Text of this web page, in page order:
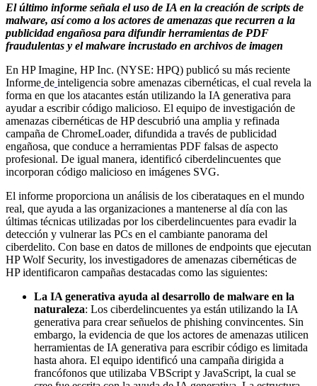
El último informe señala el uso de IA en la creación de scripts de
malware, así como a los actores de amenazas que recurren a la
publicidad engañosa para difundir herramientas de PDF
fraudulentas y el malware incrustado en archivos de imagen
En HP Imagine, HP Inc. (NYSE: HPQ) publicó su más reciente
Informe de inteligencia sobre amenazas cibernéticas, el cual revela la
forma en que los atacantes están utilizando la IA generativa para
ayudar a escribir código malicioso. El equipo de investigación de
amenazas cibernéticas de HP descubrió una amplia y refinada
campaña de ChromeLoader, difundida a través de publicidad
engañosa, que conduce a herramientas PDF falsas de aspecto
profesional. De igual manera, identificó ciberdelincuentes que
incorporan código malicioso en imágenes SVG.
El informe proporciona un análisis de los ciberataques en el mundo
real, que ayuda a las organizaciones a mantenerse al día con las
últimas técnicas utilizadas por los ciberdelincuentes para evadir la
detección y vulnerar las PCs en el cambiante panorama del
ciberdelito. Con base en datos de millones de endpoints que ejecutan
HP Wolf Security, los investigadores de amenazas cibernéticas de
HP identificaron campañas destacadas como las siguientes:
La IA generativa ayuda al desarrollo de malware en la
naturaleza: Los ciberdelincuentes ya están utilizando la IA
generativa para crear señuelos de phishing convincentes. Sin
embargo, la evidencia de que los actores de amenazas utilicen
herramientas de IA generativa para escribir código es limitada
hasta ahora. El equipo identificó una campaña dirigida a
francófonos que utilizaba VBScript y JavaScript, la cual se